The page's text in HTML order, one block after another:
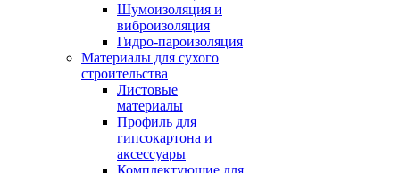
Шумоизоляция и
виброизоляция
Гидро-пароизоляция
Материалы для сухого
строительства
Листовые
материалы
Профиль для
гипсокартона и
аксессуары
Комплектующие для